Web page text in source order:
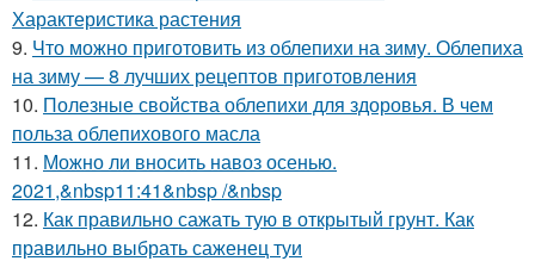
Характеристика растения
9. Что можно приготовить из облепихи на зиму. Облепиха
на зиму — 8 лучших рецептов приготовления
10. Полезные свойства облепихи для здоровья. В чем
польза облепихового масла
11. Можно ли вносить навоз осенью.
2021,&nbsp11:41&nbsp /&nbsp
12. Как правильно сажать тую в открытый грунт. Как
правильно выбрать саженец туи